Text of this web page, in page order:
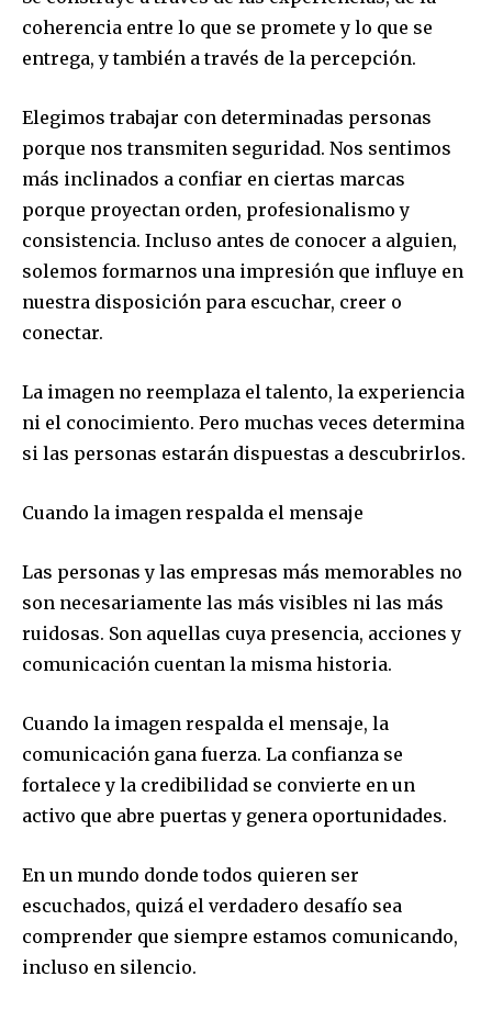
coherencia entre lo que se promete y lo que se
entrega, y también a través de la percepción.
Elegimos trabajar con determinadas personas
porque nos transmiten seguridad. Nos sentimos
más inclinados a confiar en ciertas marcas
porque proyectan orden, profesionalismo y
consistencia. Incluso antes de conocer a alguien,
solemos formarnos una impresión que influye en
nuestra disposición para escuchar, creer o
conectar.
La imagen no reemplaza el talento, la experiencia
ni el conocimiento. Pero muchas veces determina
si las personas estarán dispuestas a descubrirlos.
Cuando la imagen respalda el mensaje
Las personas y las empresas más memorables no
son necesariamente las más visibles ni las más
ruidosas. Son aquellas cuya presencia, acciones y
comunicación cuentan la misma historia.
Cuando la imagen respalda el mensaje, la
comunicación gana fuerza. La confianza se
fortalece y la credibilidad se convierte en un
activo que abre puertas y genera oportunidades.
En un mundo donde todos quieren ser
escuchados, quizá el verdadero desafío sea
comprender que siempre estamos comunicando,
incluso en silencio.